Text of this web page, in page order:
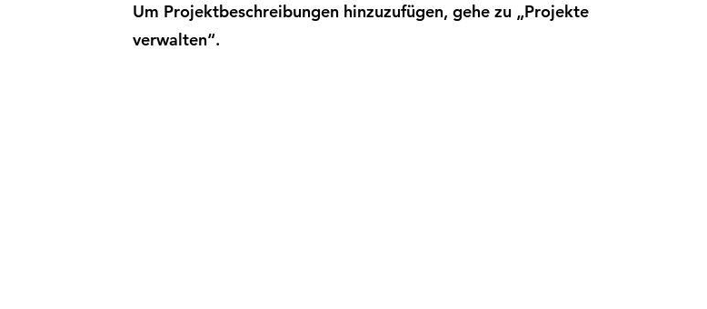
Um Projektbeschreibungen hinzuzufügen, gehe zu „Projekte
verwalten“.